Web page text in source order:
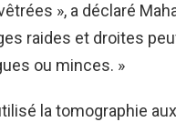
», a déclaré
raides et droites
ou minces. »
la tomographie